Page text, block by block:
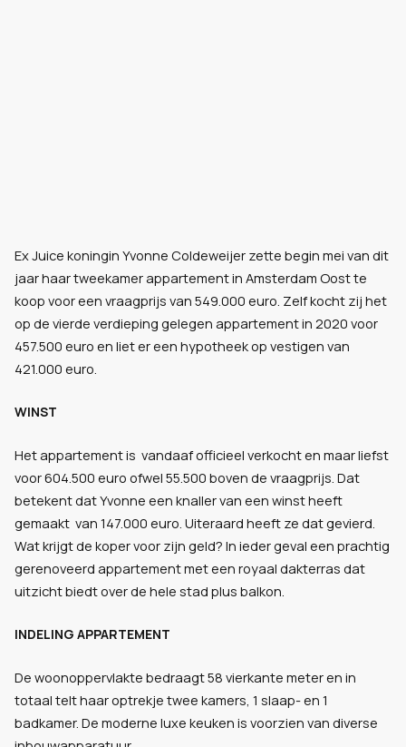
Ex Juice koningin Yvonne Coldeweijer zette begin mei van dit
jaar haar tweekamer appartement in Amsterdam Oost te
koop voor een vraagprijs van 549.000 euro. Zelf kocht zij het
op de vierde verdieping gelegen appartement in 2020 voor
457.500 euro en liet er een hypotheek op vestigen van
421.000 euro.
WINST
Het appartement is vandaaf officieel verkocht en maar liefst
voor 604.500 euro ofwel 55.500 boven de vraagprijs. Dat
betekent dat Yvonne een knaller van een winst heeft
gemaakt van 147.000 euro. Uiteraard heeft ze dat gevierd.
Wat krijgt de koper voor zijn geld? In ieder geval een prachtig
gerenoveerd appartement met een royaal dakterras dat
uitzicht biedt over de hele stad plus balkon.
INDELING APPARTEMENT
De woonoppervlakte bedraagt 58 vierkante meter en in
totaal telt haar optrekje twee kamers, 1 slaap- en 1
badkamer. De moderne luxe keuken is voorzien van diverse